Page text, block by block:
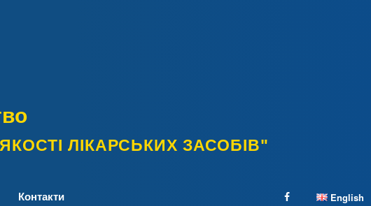
ЛІКАРСЬКИХ ЗАСОБІВ"
English
Контакти facebook